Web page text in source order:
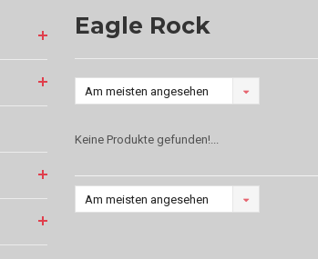
Eagle Rock
Am meisten angesehen
Keine Produkte gefunden!...
Am meisten angesehen